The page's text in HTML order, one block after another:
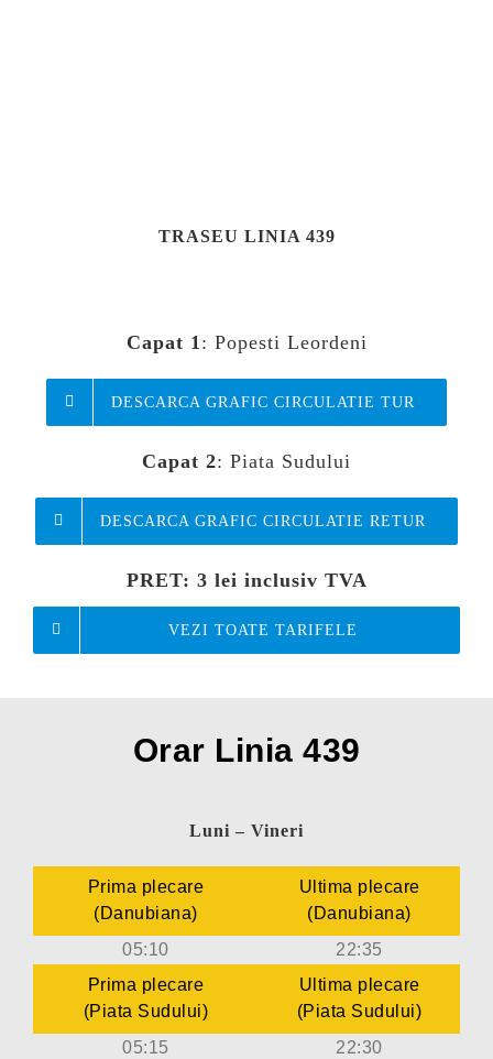
TRASEU LINIA 439
Capat 1: Popesti Leordeni
DESCARCA GRAFIC CIRCULATIE TUR
Capat 2: Piata Sudului
DESCARCA GRAFIC CIRCULATIE RETUR
PRET: 3 lei inclusiv TVA
VEZI TOATE TARIFELE
Orar Linia 439
Luni – Vineri
Prima plecare
(Danubiana)
Ultima plecare
(Danubiana)
05:10
22:35
Prima plecare
(Piata Sudului)
Ultima plecare
(Piata Sudului)
05:15
22:30